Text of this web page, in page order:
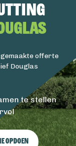
gemaakte offerte
Douglas
te stellen
opdoen